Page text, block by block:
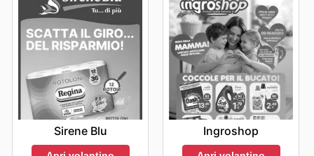
Sirene Blu Ingroshop